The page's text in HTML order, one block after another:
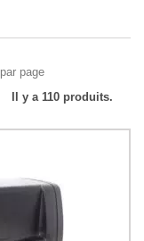
par page
Il y a 110 produits.